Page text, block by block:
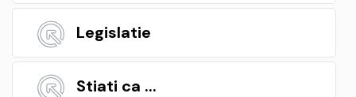
Legislatie
Stiati ca ...